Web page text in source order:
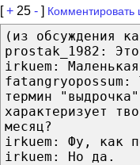
[+ 25 - ]
(из обсуждения
prostak_1982:
irkuem:
fatangryopossum:
термин
характеризует
месяц?
irkuem: Фу, как
irkuem: Но да.